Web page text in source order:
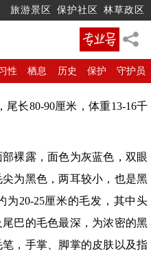
旅游景区 保护社区 林草政区
性 栖息 历史 保护 守护员
尾长80-90厘米，体重13-16千
裸露，面色为灰蓝色，双眼
为黑色，两耳较小，也是黑
为20-25厘米的毛发，其中头
巴的毛色最深，为浓密的黑
，手掌、脚掌的皮肤以及指